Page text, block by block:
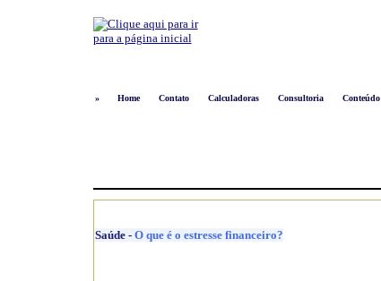
»
Home Contato Calculadoras Consultoria Conteúdo
Saúde- O que é o estresse financeiro?